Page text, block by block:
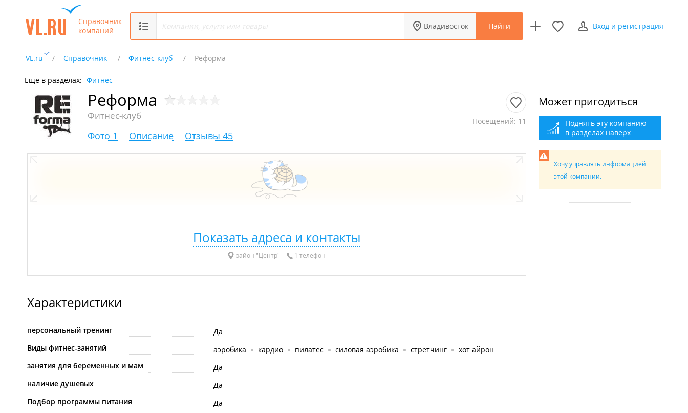
Справочник
компаний
Владивосток Найти Вход и регистрация
VL.ru Справочник Фитнес-клуб Реформа
Ещё в разделах: Фитнес
Реформа
Фитнес-клуб Посещений: 11
Фото 1 Описание Отзывы 45
Показать адреса и контакты
район "Центр" 1 телефон
Характеристики
персональный тренинг
Да
Виды фитнес-занятий
аэробика кардио пилатес силовая аэробика стретчинг
хот айрон
занятия для беременных и мам
Да
наличие душевых
Да
Подбор программы питания
Да
Может пригодиться
Поднять эту компанию
в разделах наверх
Хочу управлять информацией
этой компании.